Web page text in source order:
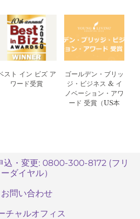
スト イン ビズ ア
ワード受賞
ゴールデン・ブリッ
ジ・ビジネス & イ
ノベーション・アワ
ード 受賞（US本
込・変更: 0800-300-8172 (フリ
ーダイヤル）
お問い合わせ
チャルオフィス